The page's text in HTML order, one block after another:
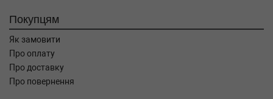
Покупцям
Як замовити
Про оплату
Про доставку
Про повернення